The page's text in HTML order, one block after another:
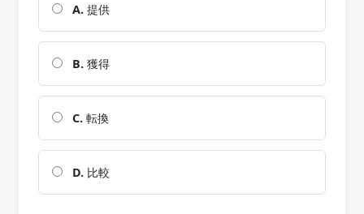
A. 提供
B. 獲得
C. 転換
D. 比較